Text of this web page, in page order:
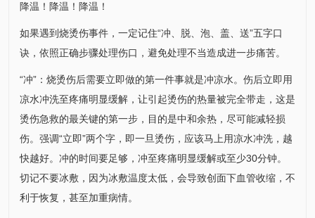
降温！降温！降温！
如果遇到烧烫伤事件，一定记住“冲、脱、泡、盖、送”五字口
诀，依照正确步骤处理伤口，避免处理不当造成进一步痛苦。
“冲”：烧烫伤后需要立即做的第一件事就是冲凉水。伤后立即用
凉水冲洗至疼痛明显缓解，让引起烫伤的热量被完全带走，这是
烫伤急救的最关键的第一步，目的是中和余热，尽可能减轻损
伤。强调“立即”两个字，即一旦烫伤，应该马上用凉水冲洗，越
快越好。冲的时间要足够，冲至疼痛明显缓解或至少30分钟。
切记不要冰敷，因为冰敷温度太低，会导致创面下血管收缩，不
利于恢复，甚至加重病情。